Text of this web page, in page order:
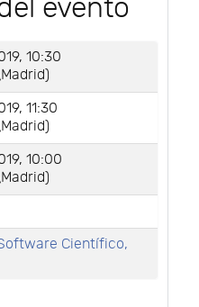
evento
10:30
11:30
10:00
Científico,